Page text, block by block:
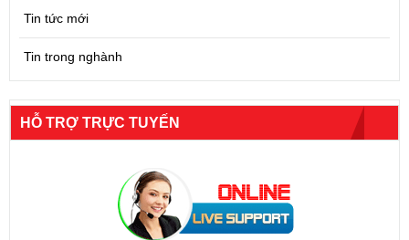
Tin tức mới
Tin trong nghành
HỖ TRỢ TRỰC TUYẾN